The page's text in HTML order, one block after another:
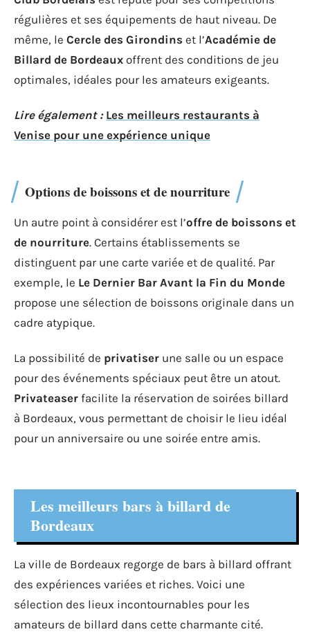
régulières et ses équipements de haut niveau. De
même, le Cercle des Girondins et l’Académie de
Billard de Bordeaux offrent des conditions de jeu
optimales, idéales pour les amateurs exigeants.
Lire également : Les meilleurs restaurants à
Venise pour une expérience unique
Options de boissons et de nourriture
Un autre point à considérer est l’offre de boissons et
de nourriture. Certains établissements se
distinguent par une carte variée et de qualité. Par
exemple, le Le Dernier Bar Avant la Fin du Monde
propose une sélection de boissons originale dans un
cadre atypique.
La possibilité de privatiser une salle ou un espace
pour des événements spéciaux peut être un atout.
Privateaser facilite la réservation de soirées billard
à Bordeaux, vous permettant de choisir le lieu idéal
pour un anniversaire ou une soirée entre amis.
Les meilleurs bars à billard de
Bordeaux
La ville de Bordeaux regorge de bars à billard offrant
des expériences variées et riches. Voici une
sélection des lieux incontournables pour les
amateurs de billard dans cette charmante cité.